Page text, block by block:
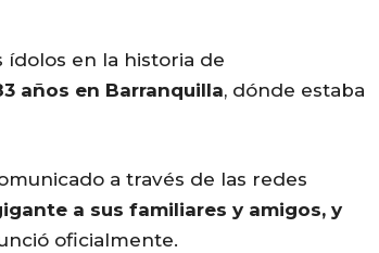
ídolos en la historia de
años en Barranquilla, dónde estaba
a través de las redes
a sus familiares y amigos, y
oficialmente.